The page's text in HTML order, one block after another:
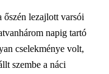
lezajlott varsói
napig tartó
cselekménye volt,
szembe a náci